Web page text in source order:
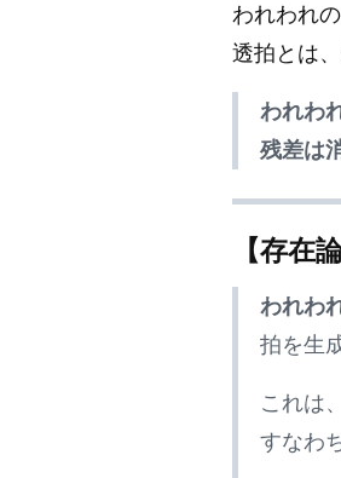
われわれ
透拍とは
われわ
残差は
【存在
われわ
拍を生
これは、
すなわち